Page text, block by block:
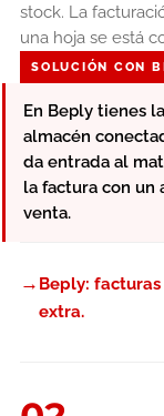
stock. La
una hoja se está
SOLUCIÓN CON
En Beply tienes
almacén
da entrada al
la factura con un
venta.
→ Beply:
extra.